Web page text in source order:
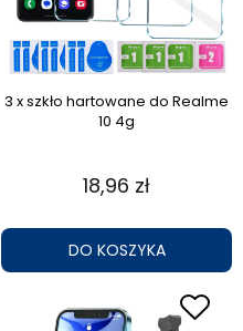
3 x szkło hartowane do Realme
10 4g
18,96 zł
DO KOSZYKA